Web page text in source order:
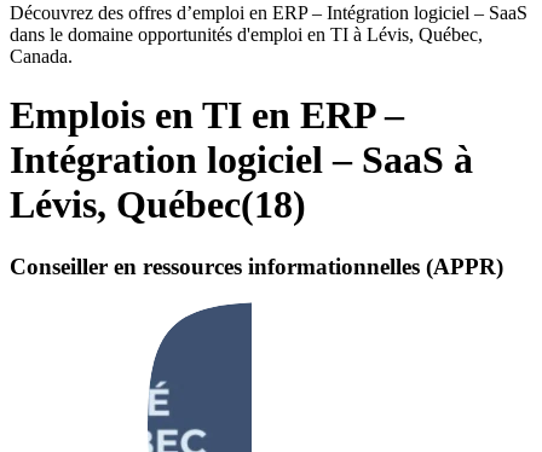
Découvrez des offres d’emploi en ERP – Intégration logiciel – SaaS
dans le domaine opportunités d'emploi en TI à Lévis, Québec,
Canada.
Emplois en TI en ERP –
Intégration logiciel – SaaS à
Lévis, Québec(18)
Conseiller en ressources informationnelles (APPR)